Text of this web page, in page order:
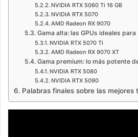
NVIDIA RTX 5060 Ti 16 GB
NVIDIA RTX 5070
AMD Radeon RX 9070
Gama alta: las GPUs ideales para
NVIDIA RTX 5070 Ti
AMD Radeon RX 9070 XT
Gama premium: lo más potente
NVIDIA RTX 5080
NVIDIA RTX 5090
Palabras finales sobre las mejores